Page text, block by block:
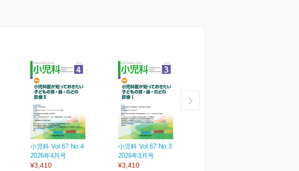
小児科 Vol.67 No.4
2026年4月号
¥3,410
小児科 Vol.67 No.3
2026年3月号
¥3,410